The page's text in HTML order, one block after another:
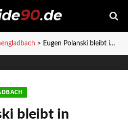
> Eugen Polanski bleibt in Gladbach weiterhin Trainer
bleibt in